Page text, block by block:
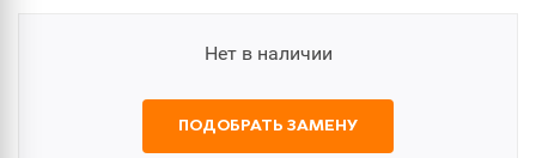
Нет в наличии
ПОДОБРАТЬ ЗАМЕНУ